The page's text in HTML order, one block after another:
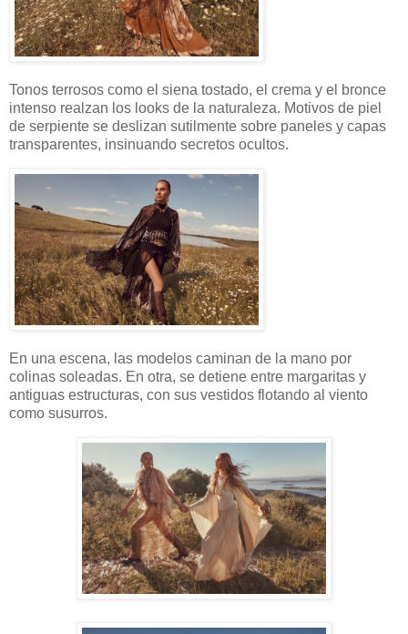
Tonos terrosos como el siena tostado, el crema y el bronce
intenso realzan los looks de la naturaleza. Motivos de piel
de serpiente se deslizan sutilmente sobre paneles y capas
transparentes, insinuando secretos ocultos.
En una escena, las modelos caminan de la mano por
colinas soleadas. En otra, se detiene entre margaritas y
antiguas estructuras, con sus vestidos flotando al viento
como susurros.